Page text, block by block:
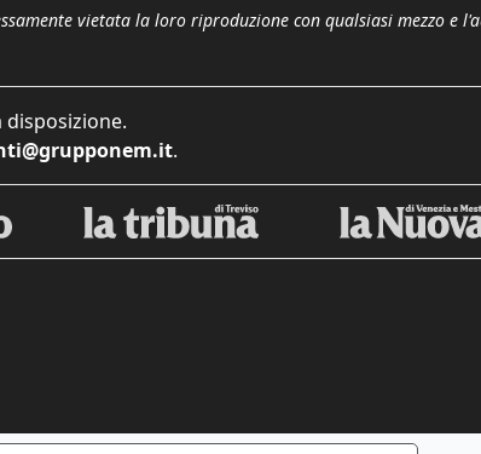
vietata la loro riproduzione con qualsiasi mezzo e
disposizione.
.